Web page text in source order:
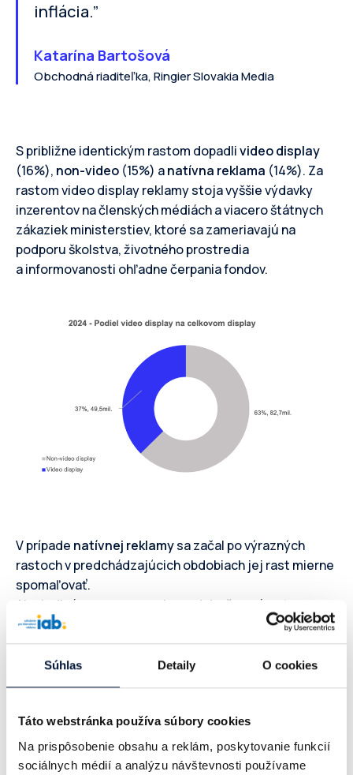
Súhlas Detaily O cookies
Táto webstránka používa súbory cookies
Na prispôsobenie obsahu a reklám, poskytovanie funkcií
sociálnych médií a analýzu návštevnosti používame
inflácia.”
Katarína Bartošová
Obchodná riaditeľka, Ringier Slovakia Media
S približne identickým rastom dopadlivideo display
(16%), non-video (15%) anatívna reklama (14%). Za
rastom video display reklamy stoja vyššie výdavky
inzerentov na členských médiách a viacero štátnych
zákaziek ministerstiev, ktoré sa zameriavajú na
podporu školstva, životného prostredia
a informovanosti ohľadne čerpania fondov.
V prípade natívnej reklamysa začal po výrazných
rastoch v predchádzajúcich obdobiach jej rast mierne
spomaľovať.
Ako jediná nezaznamenala medziročne nárast
affiliate reklama
, nepohol jej ani druhý polrok kde
vykazovala 2% pokles.
rámci marketingového mixu "na ružiach
ustlané". Cookie lišty rozbíjajú analytiku
a meranie, Google Analytics 4 ako